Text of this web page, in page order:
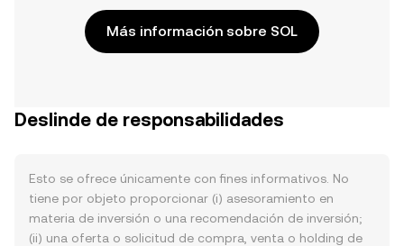
Más información sobre SOL
Deslinde de responsabilidades
Esto se ofrece únicamente con fines informativos. No
tiene por objeto proporcionar (i) asesoramiento en
materia de inversión o una recomendación de inversión;
(ii) una oferta o solicitud de compra, venta o holding de